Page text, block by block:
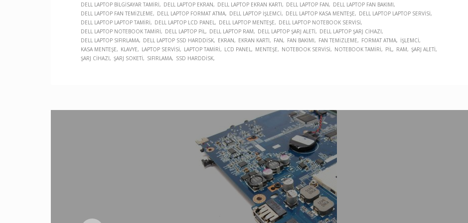
DELL LAPTOP BILGISAYAR TAMIRI
DELL LAPTOP EKRAN DELL LAPTOP EKRAN KARTI DELL LAPTOP FAN
DELL LAPTOP FAN BAKIMI
DELL LAPTOP FAN TEMIZLEME
DELL LAPTOP FORMAT ATMA DELL LAPTOP İŞLEMCI DELL LAPTOP KASA MENTEŞE
DELL LAPTOP LAPTOP SERVISI
DELL LAPTOP LAPTOP TAMIRI
DELL LAPTOP LCD PANEL DELL LAPTOP MENTEŞE
DELL LAPTOP NOTEBOOK SERVISI
DELL LAPTOP NOTEBOOK TAMIRI
DELL LAPTOP PIL DELL LAPTOP RAM DELL LAPTOP ŞARJ ALETI
DELL LAPTOP ŞARJ CIHAZI
DELL LAPTOP SIFIRLAMA
DELL LAPTOP SSD HARDDISK EKRAN EKRAN KARTI FAN FAN BAKIMI FAN TEMIZLEME FORMAT ATMA
İŞLEMCI
KASA MENTEŞE
KLAVYE LAPTOP SERVISI LAPTOP TAMIRI LCD PANEL MENTEŞE NOTEBOOK SERVISI NOTEBOOK TAMIRI PIL RAM
ŞARJ ALETI
ŞARJ CIHAZI
ŞARJ SOKETI SIFIRLAMA SSD HARDDISK